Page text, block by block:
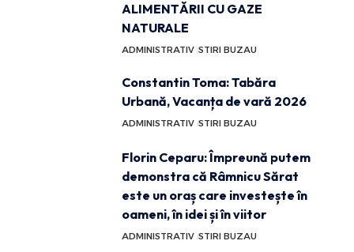
ALIMENTĂRII CU GAZE
NATURALE
ADMINISTRATIV STIRI BUZAU
Constantin Toma: Tabăra
Urbană, Vacanța de vară 2026
ADMINISTRATIV STIRI BUZAU
Florin Ceparu: Împreună putem
demonstra că Râmnicu Sărat
este un oraș care investește în
oameni, în idei și în viitor
ADMINISTRATIV STIRI BUZAU